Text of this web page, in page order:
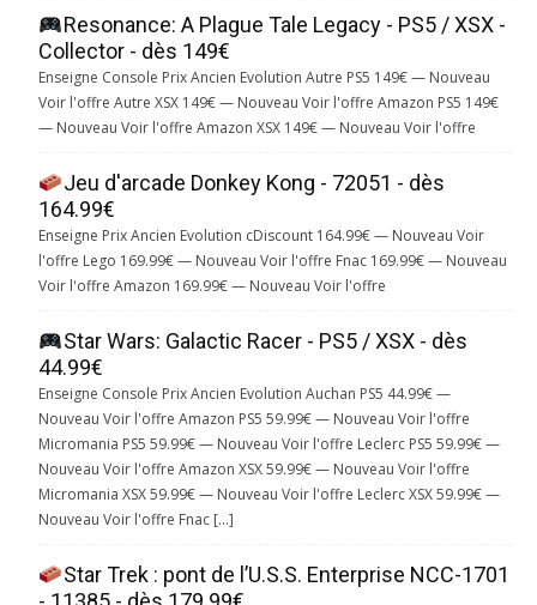
Resonance: A Plague Tale Legacy - PS5 / XSX -
Collector - dès 149€
Enseigne Console Prix Ancien Evolution Autre PS5 149€ — Nouveau
Voir l'offre Autre XSX 149€ — Nouveau Voir l'offre Amazon PS5 149€
— Nouveau Voir l'offre Amazon XSX 149€ — Nouveau Voir l'offre
Jeu d'arcade Donkey Kong - 72051 - dès
164.99€
Enseigne Prix Ancien Evolution cDiscount 164.99€ — Nouveau Voir
l'offre Lego 169.99€ — Nouveau Voir l'offre Fnac 169.99€ — Nouveau
Voir l'offre Amazon 169.99€ — Nouveau Voir l'offre
Star Wars: Galactic Racer - PS5 / XSX - dès
44.99€
Enseigne Console Prix Ancien Evolution Auchan PS5 44.99€ —
Nouveau Voir l'offre Amazon PS5 59.99€ — Nouveau Voir l'offre
Micromania PS5 59.99€ — Nouveau Voir l'offre Leclerc PS5 59.99€ —
Nouveau Voir l'offre Amazon XSX 59.99€ — Nouveau Voir l'offre
Micromania XSX 59.99€ — Nouveau Voir l'offre Leclerc XSX 59.99€ —
Nouveau Voir l'offre Fnac […]
Star Trek : pont de l’U.S.S. Enterprise NCC-1701